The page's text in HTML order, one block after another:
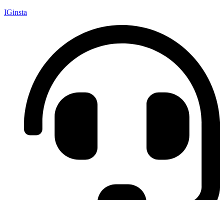
IGinsta